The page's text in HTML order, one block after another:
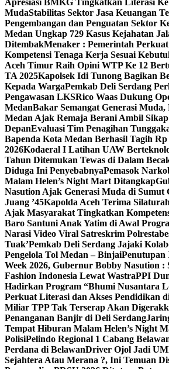
Apresiasi BMKG Tingkatkan Literasi
MudaStabilitas Sektor Jasa Keuangan
Pengembangan dan Penguatan Sektor
Medan Ungkap 729 Kasus Kejahatan
DitembakMenaker : Pemerintah
Kompetensi Tenaga Kerja Sesuai
Aceh Timur Raih Opini WTP Ke 12
TA 2025Kapolsek Idi Tunong Bagikan
Kepada WargaPemkab Deli Serdang
Pengawasan LKSRico Waas Dukung
MedanBakar Semangat Generasi
Medan Ajak Remaja Berani Ambil
DepanEvaluasi Tim Penagihan
Bapenda Kota Medan Berhasil Tagih
2026Kodaeral I Latihan UAW
Tahun Ditemukan Tewas di Dalam
Diduga Ini PenyebabnyaPemasok
Malam Helen’s Night Mart Ditangkap
Nasution Ajak Generasi Muda di Sumut
Juang ’45Kapolda Aceh Terima
Ajak Masyarakat Tingkatkan
Baro Santuni Anak Yatim di Awal
Narasi Video Viral Satreskrim
Tuak’Pemkab Deli Serdang Jajaki
Pengelola Tol Medan – BinjaiPenutupan
Week 2026, Gubernur Bobby Nasution :
Fashion Indonesia Lewat WastraPPI
Hadirkan Program “Bhumi Nusantara
Perkuat Literasi dan Akses Pendidikan
Miliar TPP Tak Terserap Akan
Penanganan Banjir di Deli Serdang
Tempat Hiburan Malam Helen’s Night
PolisiPelindo Regional 1 Cabang
Perdana di BelawanDriver Ojol Jadi
Sejahtera Atau Merana ?, Ini Temuan